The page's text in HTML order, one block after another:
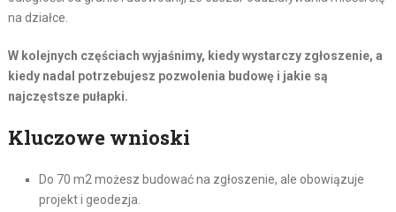
na działce.
W kolejnych częściach wyjaśnimy, kiedy wystarczy zgłoszenie, a
kiedy nadal potrzebujesz pozwolenia budowę i jakie są
najczęstsze pułapki.
Kluczowe wnioski
Do 70 m2 możesz budować na zgłoszenie, ale obowiązuje
projekt i geodezja.